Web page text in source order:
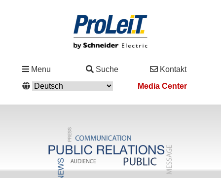
Menu Suche
Kontakt
Media Center
Lösungen